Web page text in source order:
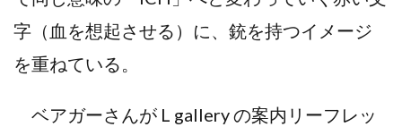
字（血を想起させる）に、銃を持つイメージ
を重ねている。
ベアガーさんが L gallery の案内リーフレッ